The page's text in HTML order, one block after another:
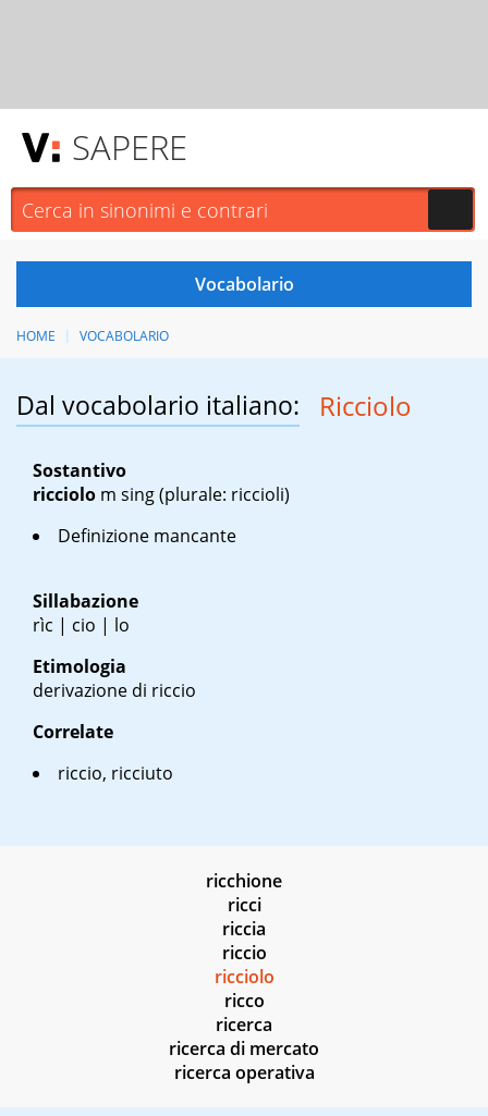
SAPERE
HOME VOCABOLARIO
Dal vocabolario italiano: Ricciolo
Sostantivo
ricciolo m sing(plurale: riccioli)
Definizione mancante
Sillabazione
rìc | cio | lo
Etimologia
derivazione di riccio
Correlate
riccio, ricciuto
ricchione
ricci
riccia
riccio
ricciolo
ricco
ricerca
ricerca di mercato
ricerca operativa